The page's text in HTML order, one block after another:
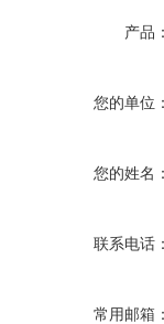
产品
您的单位
您的姓名
联系电话
常用邮箱